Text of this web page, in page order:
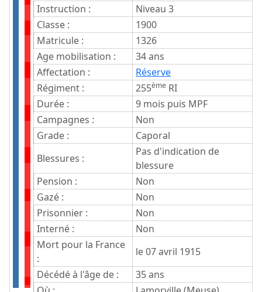
Instruction :
Niveau 3
Classe :
1900
Matricule :
1326
Age mobilisation :
34 ans
Affectation :
Réserve
Régiment :
255ème RI
Durée :
9 mois puis MPF
Campagnes :
Non
Grade :
Caporal
Blessures :
Pas d'indication de
blessure
Pension :
Non
Gazé :
Non
Prisonnier :
Non
Interné :
Non
Mort pour la France
:
le 07 avril 1915
Décédé à l'âge de :
35 ans